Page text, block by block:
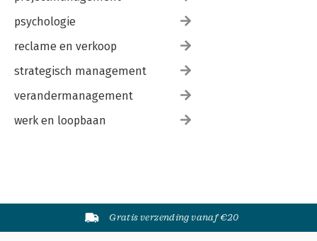
psychologie
reclame en verkoop
strategisch management
verandermanagement
werk en loopbaan
Gratis verzending vanaf €20